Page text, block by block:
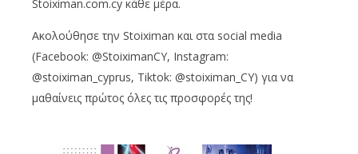
Stoiximan.com.cy κάθε μέρα.
Ακολούθησε την Stoiximan και στα social media
(Facebook: @StoiximanCY, Instagram:
@stoiximan_cyprus, Tiktok: @stoiximan_CY) για να
μαθαίνεις πρώτος όλες τις προσφορές της!